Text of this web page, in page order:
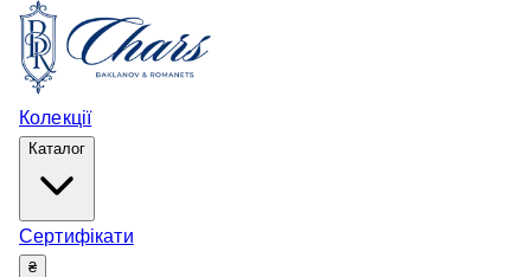
Колекції
Каталог
Сертифікати
₴